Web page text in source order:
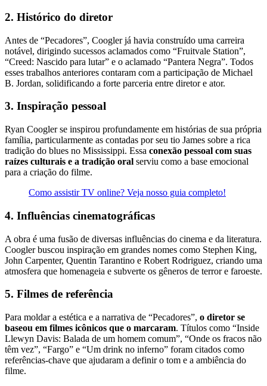
2. Histórico do diretor
Antes de “Pecadores”, Coogler já havia construído uma carreira
notável, dirigindo sucessos aclamados como “Fruitvale Station”,
“Creed: Nascido para lutar” e o aclamado “Pantera Negra”. Todos
esses trabalhos anteriores contaram com a participação de Michael
B. Jordan, solidificando a forte parceria entre diretor e ator.
3. Inspiração pessoal
Ryan Coogler se inspirou profundamente em histórias de sua própria
família, particularmente as contadas por seu tio James sobre a rica
tradição do blues no Mississippi. Essa conexão pessoal com suas
raízes culturais e a tradição oral serviu como a base emocional
para a criação do filme.
Como assistir TV online? Veja nosso guia completo!
4. Influências cinematográficas
A obra é uma fusão de diversas influências do cinema e da literatura.
Coogler buscou inspiração em grandes nomes como Stephen King,
John Carpenter, Quentin Tarantino e Robert Rodriguez, criando uma
atmosfera que homenageia e subverte os gêneros de terror e faroeste.
5. Filmes de referência
Para moldar a estética e a narrativa de “Pecadores”, o diretor se
baseou em filmes icônicos que o marcaram. Títulos como “Inside
Llewyn Davis: Balada de um homem comum”, “Onde os fracos não
têm vez”, “Fargo” e “Um drink no inferno” foram citados como
referências-chave que ajudaram a definir o tom e a ambiência do
filme.